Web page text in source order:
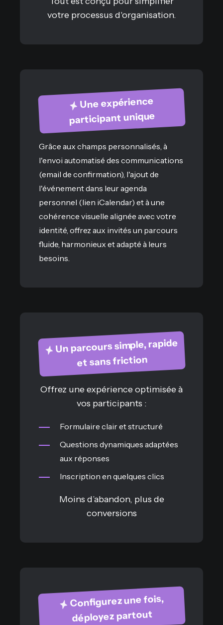
votre processus d'organisation.
Une expérience
participant unique
Grâce aux champs personnalisés, à
l'envoi automatisé des communications
(email de confirmation), l'ajout de
l'événement dans leur agenda
personnel (lien iCalendar) et à une
cohérence visuelle alignée avec votre
identité, offrez aux invités un parcours
fluide, harmonieux et adapté à leurs
besoins.
Un parcours simple, rapide
et sans friction
Offrez une expérience optimisée à
vos participants :
Formulaire clair et structuré
Questions dynamiques adaptées
aux réponses
Inscription en quelques clics
Moins d’abandon, plus de
conversions
Configurez une fois,
déployez partout